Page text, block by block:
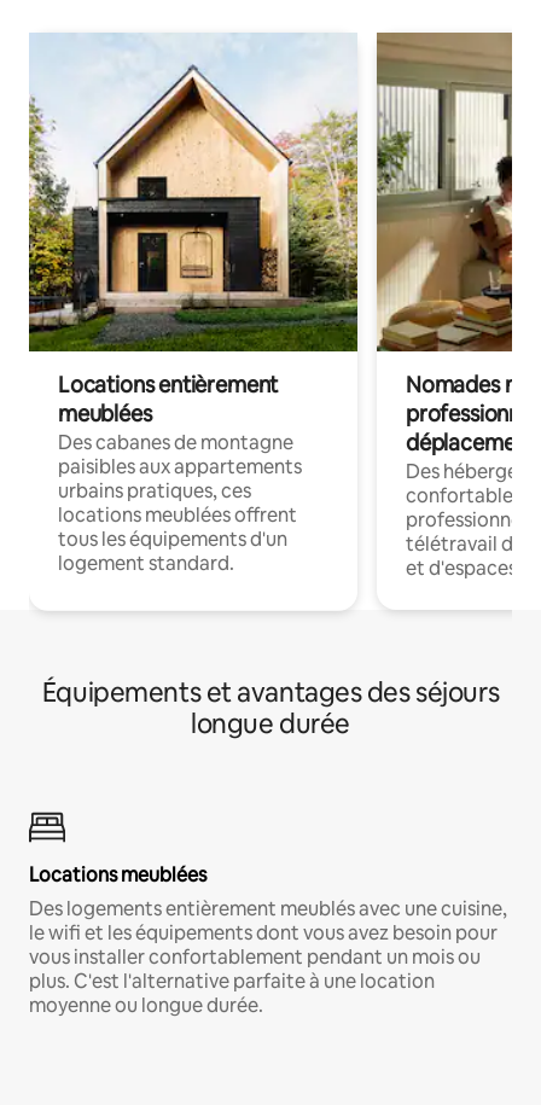
Locations entièrement
meublées
Des cabanes de montagne
paisibles aux appartements
urbains pratiques, ces
locations meublées offrent
tous les équipements d'un
logement standard.
Nomades
déplacement
Des
confortables
professionnels
télétravail
et d'espaces
Équipements et avantages des séjours
longue durée
Locations meublées
Des logements entièrement meublés avec une cuisine,
le wifi et les équipements dont vous avez besoin pour
vous installer confortablement pendant un mois ou
plus. C'est l'alternative parfaite à une location
moyenne ou longue durée.